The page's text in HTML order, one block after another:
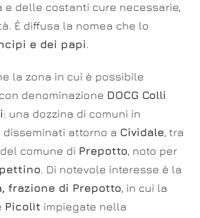
e delle costanti cure necessarie,
È diffusa la nomea che lo
e dei papi.
la zona in cui è possibile
con denominazione DOCG Colli
: una dozzina di comuni in
, disseminati attorno a Cividale, tra
comune di Prepotto, noto per
. Di notevole interesse è la
frazione di Prepotto, in cui la
Picolìt impiegate nella